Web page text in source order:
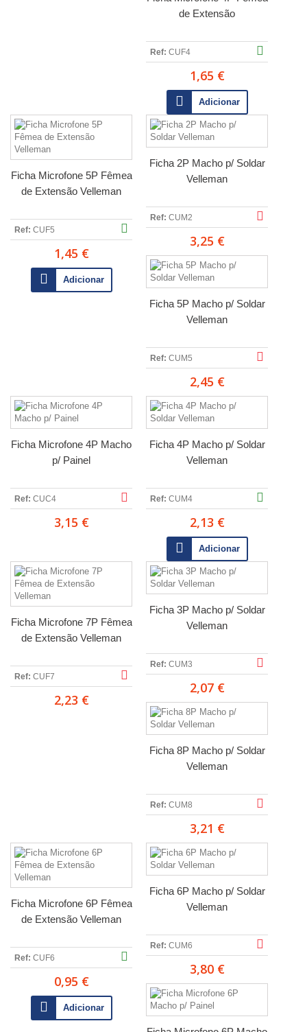
de Extensão
Ref: CUF4
1,65 €
Adicionar
Ficha Microfone 5P Fêmea
de Extensão Velleman
Ref: CUF5
1,45 €
Adicionar
Ficha 2P Macho p/ Soldar
Velleman
Ref: CUM2
3,25 €
Ficha 5P Macho p/ Soldar
Velleman
Ref: CUM5
2,45 €
Ficha Microfone 4P Macho
p/ Painel
Ref: CUC4
3,15 €
Ficha 4P Macho p/ Soldar
Velleman
Ref: CUM4
2,13 €
Adicionar
Ficha Microfone 7P Fêmea
de Extensão Velleman
Ref: CUF7
2,23 €
Ficha 3P Macho p/ Soldar
Velleman
Ref: CUM3
2,07 €
Ficha 8P Macho p/ Soldar
Velleman
Ref: CUM8
3,21 €
Ficha Microfone 6P Fêmea
de Extensão Velleman
Ref: CUF6
0,95 €
Adicionar
Ficha 6P Macho p/ Soldar
Velleman
Ref: CUM6
3,80 €